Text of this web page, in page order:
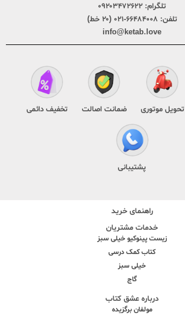
تلگرام: ۰۹۲۰۳۴۷۲۶۲۲
تلفن: ۶۶۴۸۴۰۰۸-۰۲۱ (۲۰ خط)
info@ketab.love
تحویل موتوری ضمانت اصالت تخفیف دائمی
پشتیبانی
راهنمای خرید
خدمات مشتریان
زیست پینوکیو خیلی سبز
کتاب کمک درسی
خیلی سبز
گاج
درباره عشق کتاب
مولفان برگزیده